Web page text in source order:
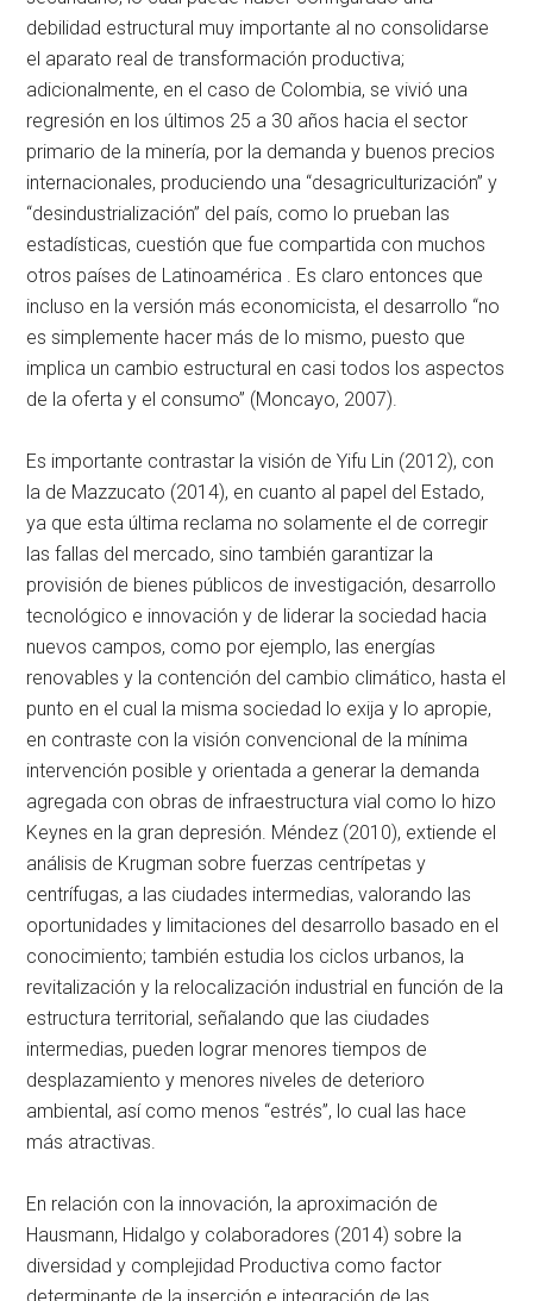
debilidad estructural muy importante al no consolidarse
el aparato real de transformación productiva;
adicionalmente, en el caso de Colombia, se vivió una
regresión en los últimos 25 a 30 años hacia el sector
primario de la minería, por la demanda y buenos precios
internacionales, produciendo una “desagriculturización” y
“desindustrialización” del país, como lo prueban las
estadísticas, cuestión que fue compartida con muchos
otros países de Latinoamérica . Es claro entonces que
incluso en la versión más economicista, el desarrollo “no
es simplemente hacer más de lo mismo, puesto que
implica un cambio estructural en casi todos los aspectos
de la oferta y el consumo” (Moncayo, 2007).
Es importante contrastar la visión de Yifu Lin (2012), con
la de Mazzucato (2014), en cuanto al papel del Estado,
ya que esta última reclama no solamente el de corregir
las fallas del mercado, sino también garantizar la
provisión de bienes públicos de investigación, desarrollo
tecnológico e innovación y de liderar la sociedad hacia
nuevos campos, como por ejemplo, las energías
renovables y la contención del cambio climático, hasta el
punto en el cual la misma sociedad lo exija y lo apropie,
en contraste con la visión convencional de la mínima
intervención posible y orientada a generar la demanda
agregada con obras de infraestructura vial como lo hizo
Keynes en la gran depresión. Méndez (2010), extiende el
análisis de Krugman sobre fuerzas centrípetas y
centrífugas, a las ciudades intermedias, valorando las
oportunidades y limitaciones del desarrollo basado en el
conocimiento; también estudia los ciclos urbanos, la
revitalización y la relocalización industrial en función de la
estructura territorial, señalando que las ciudades
intermedias, pueden lograr menores tiempos de
desplazamiento y menores niveles de deterioro
ambiental, así como menos “estrés”, lo cual las hace
más atractivas.
En relación con la innovación, la aproximación de
Hausmann, Hidalgo y colaboradores (2014) sobre la
diversidad y complejidad Productiva como factor